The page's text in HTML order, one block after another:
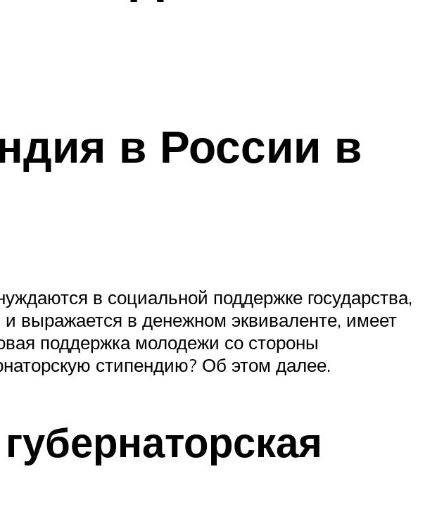
в России в
в социальной поддержке государства,
и выражается в денежном эквиваленте, имеет
поддержка молодежи со стороны
стипендию? Об этом далее.